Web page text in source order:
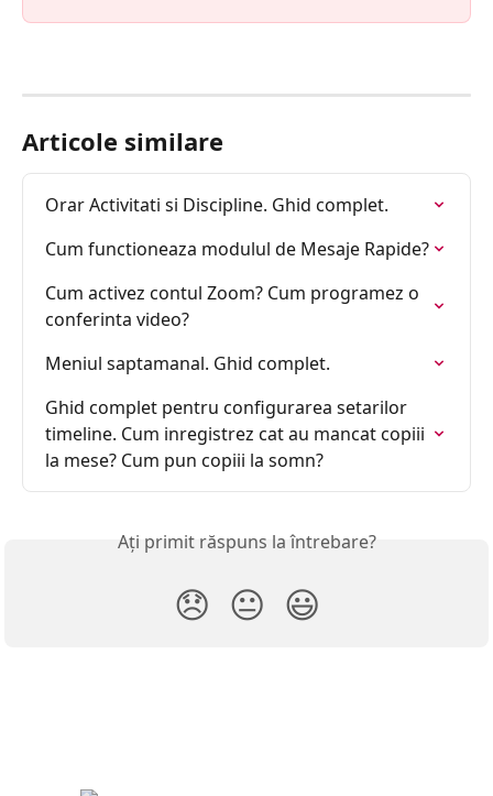
Articole similare
Orar Activitati si Discipline. Ghid complet.
Cum functioneaza modulul de Mesaje Rapide?
Cum activez contul Zoom? Cum programez o
conferinta video?
Meniul saptamanal. Ghid complet.
Ghid complet pentru configurarea setarilor
timeline. Cum inregistrez cat au mancat copiii
la mese? Cum pun copiii la somn?
Ați primit răspuns la întrebare?
😞 😐 😃